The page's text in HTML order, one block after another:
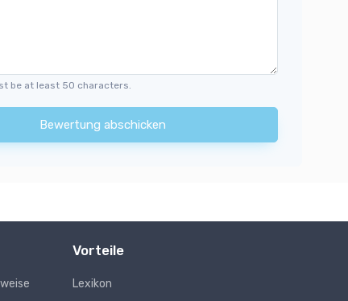
be at least 50 characters.
Bewertung abschicken
Vorteile
Lexikon